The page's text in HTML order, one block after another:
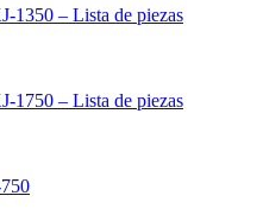
1350 – Lista de piezas
1750 – Lista de piezas